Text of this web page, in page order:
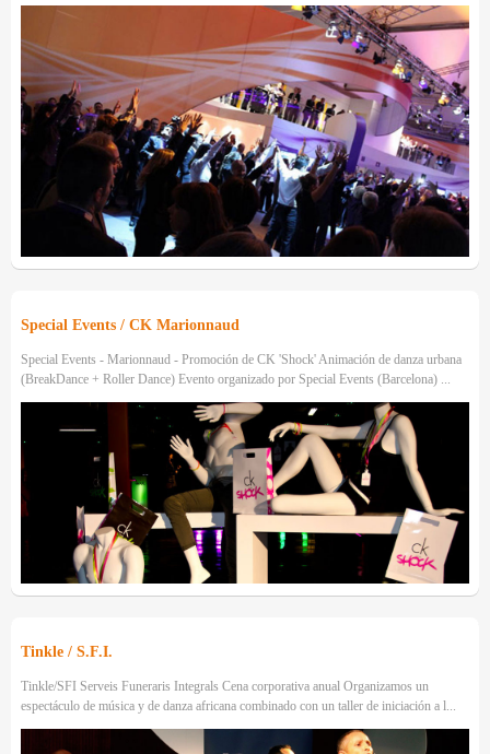
Special Events / CK Marionnaud
Special Events - Marionnaud - Promoción de CK 'Shock' Animación de danza urbana
(BreakDance + Roller Dance) Evento organizado por Special Events (Barcelona) ...
Tinkle / S.F.I.
Tinkle/SFI Serveis Funeraris Integrals Cena corporativa anual Organizamos un
espectáculo de música y de danza africana combinado con un taller de iniciación a l...